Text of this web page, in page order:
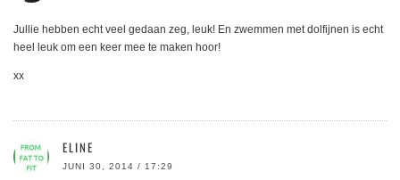
Jullie hebben echt veel gedaan zeg, leuk! En zwemmen met dolfijnen is echt
heel leuk om een keer mee te maken hoor!
xx
ELINE
JUNI 30, 2014 / 17:29